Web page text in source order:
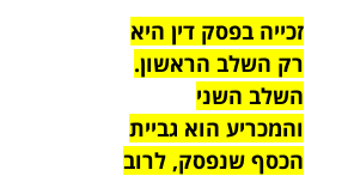
זכייה בפסק דין היא
רק השלב הראשון.
השלב השני
והמכריע הוא גביית
הכסף שנפסק, לרוב